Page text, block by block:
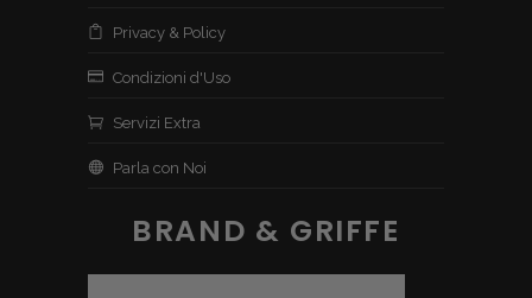
Privacy & Policy
Condizioni d'Uso
Servizi Extra
Parla con Noi
BRAND & GRIFFE